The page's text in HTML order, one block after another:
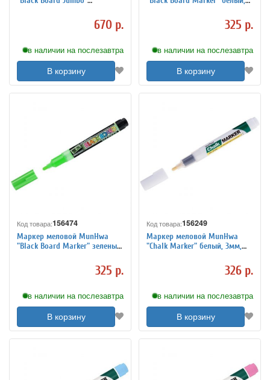
670 р.
в наличии на послезавтра
В корзину
325 р.
в наличии на послезавтра
В корзину
Код товара:156474
Маркер меловой MunHwa
"Black Board Marker" зеленый,
325 р.
в наличии на послезавтра
В корзину
Код товара:156249
Маркер меловой MunHwa
"Chalk Marker" белый, 3мм,
326 р.
в наличии на послезавтра
В корзину